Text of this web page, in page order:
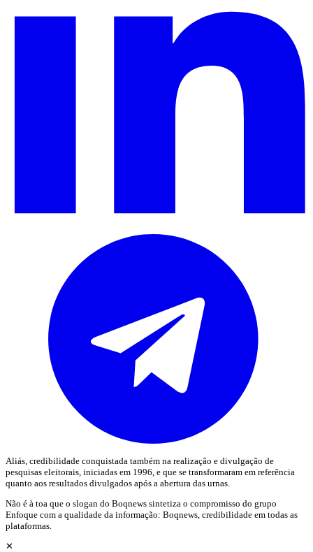
Aliás, credibilidade conquistada também na realização e divulgação de
pesquisas eleitorais, iniciadas em 1996, e que se transformaram em referência
quanto aos resultados divulgados após a abertura das urnas.
Não é à toa que o slogan do Boqnews sintetiza o compromisso do grupo
Enfoque com a qualidade da informação: Boqnews, credibilidade em todas as
plataformas.
✕